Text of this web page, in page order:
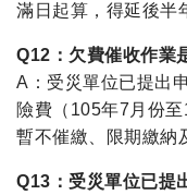
滿日起算，得延後半
Q12：欠費催收作業
A：受災單位已提出
險費（105年7月份
暫不催繳、限期繳納
Q13：受災單位已提